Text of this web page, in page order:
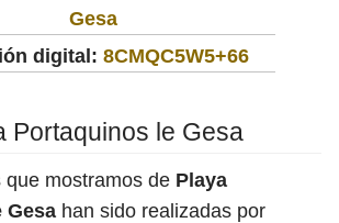
Gesa
digital: 8CMQC5W5+66
Portaquinos le Gesa
que mostramos de Playa
Gesa han sido realizadas por